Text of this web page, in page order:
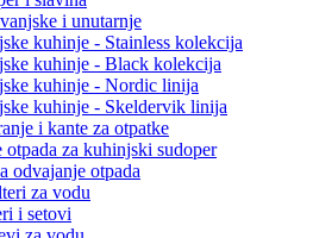
i unutarnje
kuhinje - Stainless kolekcija
kuhinje - Black kolekcija
kuhinje - Nordic linija
kuhinje - Skeldervik linija
i kante za otpatke
za kuhinjski sudoper
odvajanje otpada
za vodu
i setovi